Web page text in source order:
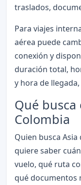
traslados,
Para viajes
aérea puede
conexión y
duración total,
y hora de
Qué
Colombia
Quien busca
quiere saber
vuelo, qué ruta
qué documentos